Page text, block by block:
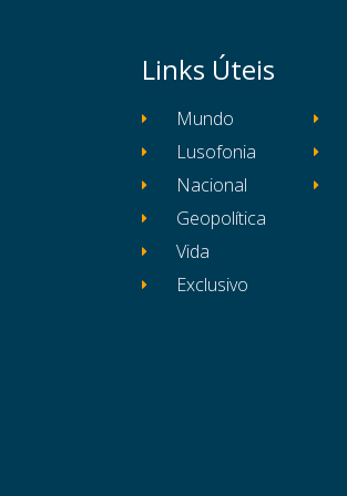
Links Úteis
Mundo
Lusofonia
Nacional
Geopolítica
Vida
Exclusivo